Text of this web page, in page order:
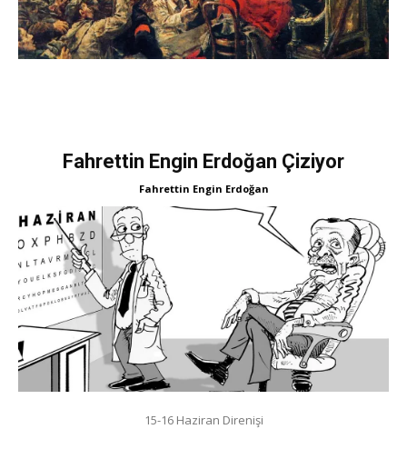
Fahrettin Engin Erdoğan Çiziyor
Fahrettin Engin Erdoğan
15-16 Haziran Direnişi